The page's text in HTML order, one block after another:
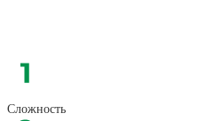
Сложность